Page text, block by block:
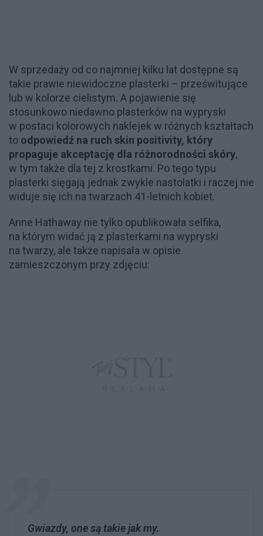
W sprzedaży od co najmniej kilku lat dostępne są
takie prawie niewidoczne plasterki – prześwitujące
lub w kolorze cielistym. A pojawienie się
stosunkowo niedawno plasterków na wypryski
w postaci kolorowych naklejek w różnych kształtach
to odpowiedź na ruch skin positivity, który
propaguje akceptację dla różnorodności skóry,
w tym także dla tej z krostkami. Po tego typu
plasterki sięgają jednak zwykle nastolatki i raczej nie
widuje się ich na twarzach 41-letnich kobiet.
Anne Hathaway nie tylko opublikowała selfika,
na którym widać ją z plasterkami na wypryski
na twarzy, ale także napisała w opisie
zamieszczonym przy zdjęciu:
Gwiazdy, one są takie jak my.